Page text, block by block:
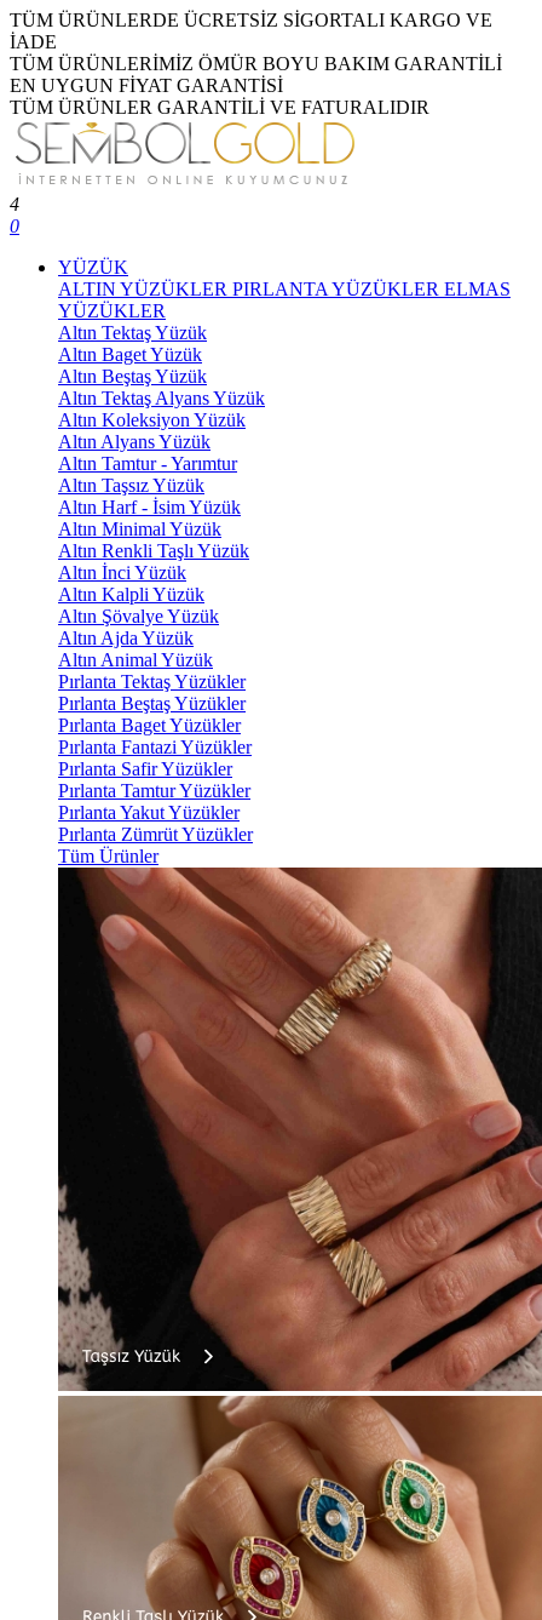
TÜM ÜRÜNLERDE ÜCRETSİZ SİGORTALI KARGO VE
İADE
TÜM ÜRÜNLERİMİZ ÖMÜR BOYU BAKIM GARANTİLİ
EN UYGUN FİYAT GARANTİSİ
TÜM ÜRÜNLER GARANTİLİ VE FATURALIDIR
4
0
YÜZÜK
ALTIN YÜZÜKLER PIRLANTA YÜZÜKLER ELMAS
YÜZÜKLER
Altın Tektaş Yüzük
Altın Baget Yüzük
Altın Beştaş Yüzük
Altın Tektaş Alyans Yüzük
Altın Koleksiyon Yüzük
Altın Alyans Yüzük
Altın Tamtur - Yarımtur
Altın Taşsız Yüzük
Altın Harf - İsim Yüzük
Altın Minimal Yüzük
Altın Renkli Taşlı Yüzük
Altın İnci Yüzük
Altın Kalpli Yüzük
Altın Şövalye Yüzük
Altın Ajda Yüzük
Altın Animal Yüzük
Pırlanta Tektaş Yüzükler
Pırlanta Beştaş Yüzükler
Pırlanta Baget Yüzükler
Pırlanta Fantazi Yüzükler
Pırlanta Safir Yüzükler
Pırlanta Tamtur Yüzükler
Pırlanta Yakut Yüzükler
Pırlanta Zümrüt Yüzükler
Tüm Ürünler